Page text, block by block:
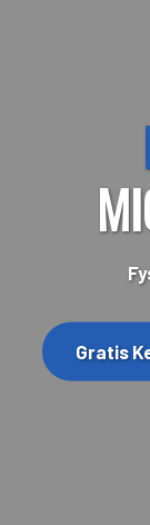
Gratis